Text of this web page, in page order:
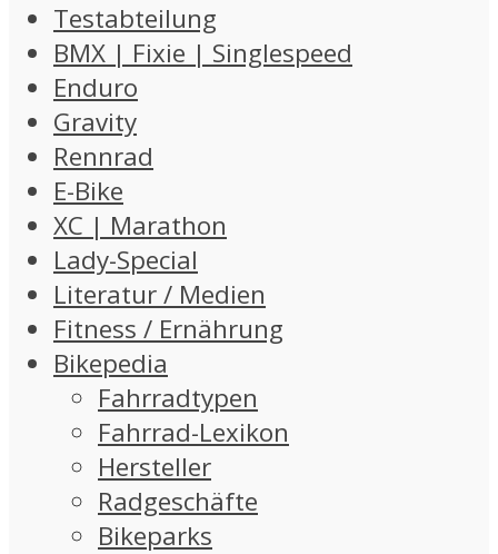
Testabteilung
BMX | Fixie | Singlespeed
Enduro
Gravity
Rennrad
E-Bike
XC | Marathon
Lady-Special
Literatur / Medien
Fitness / Ernährung
Bikepedia
Fahrradtypen
Fahrrad-Lexikon
Hersteller
Radgeschäfte
Bikeparks